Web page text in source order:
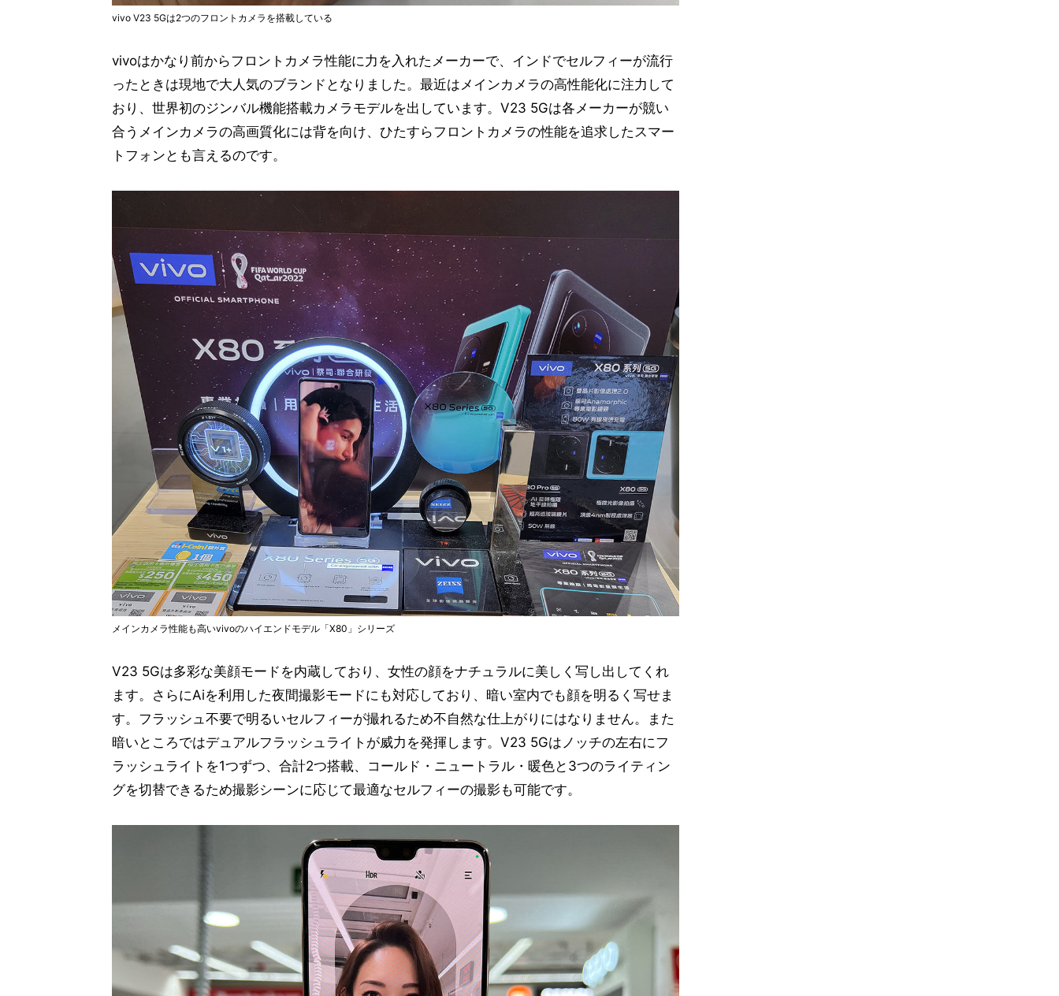
vivo V23 5Gは2つのフロントカメラを搭載している
vivoはかなり前からフロントカメラ性能に力を入れたメーカーで、インドでセルフィーが流行
ったときは現地で大人気のブランドとなりました。最近はメインカメラの高性能化に注力して
おり、世界初のジンバル機能搭載カメラモデルを出しています。V23 5Gは各メーカーが競い
合うメインカメラの高画質化には背を向け、ひたすらフロントカメラの性能を追求したスマー
トフォンとも言えるのです。
メインカメラ性能も高いvivoのハイエンドモデル「X80」シリーズ
V23 5Gは多彩な美顔モードを内蔵しており、女性の顔をナチュラルに美しく写し出してくれ
ます。さらにAiを利用した夜間撮影モードにも対応しており、暗い室内でも顔を明るく写せま
す。フラッシュ不要で明るいセルフィーが撮れるため不自然な仕上がりにはなりません。また
暗いところではデュアルフラッシュライトが威力を発揮します。V23 5Gはノッチの左右にフ
ラッシュライトを1つずつ、合計2つ搭載、コールド・ニュートラル・暖色と3つのライティン
グを切替できるため撮影シーンに応じて最適なセルフィーの撮影も可能です。